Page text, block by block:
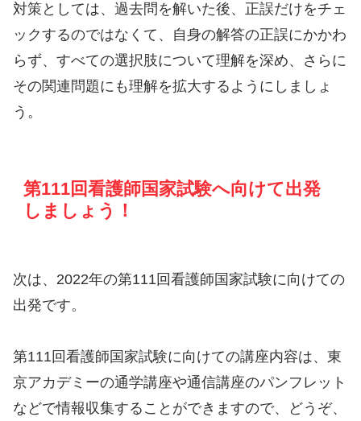
対策としては、過去問を解いた後、正誤だけをチェ
ックするのではなくて、自身の解答の正誤にかかわ
らず、すべての選択肢について理解を深め、さらに
その関連問題にも理解を拡大するようにしましょ
う。
第111回看護師国家試験へ向けて出発
しましょう！
次は、2022年の第111回看護師国家試験に向けての
出発です。
第111回看護師国家試験に向けての講座内容は、東
京アカデミーの通学講座や通信講座のパンフレット
などで情報収集することができますので、どうぞ、